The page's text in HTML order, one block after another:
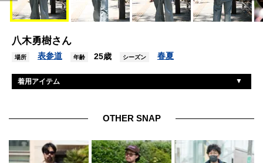
八木勇樹さん
場所 表参道 年齢 25歳 シーズン 春夏
着用アイテム
オールインワン
Tシャツ セントジェームス
OTHER SNAP